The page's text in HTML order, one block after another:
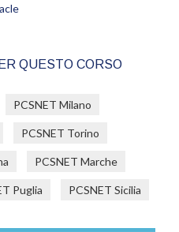
QUESTO CORSO
PCSNET Milano
PCSNET Torino
PCSNET Marche
Puglia PCSNET Sicilia